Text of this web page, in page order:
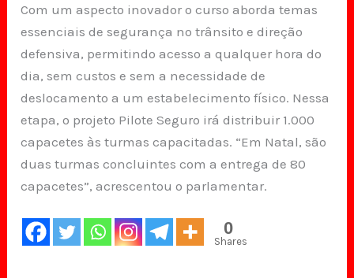
Com um aspecto inovador o curso aborda temas
essenciais de segurança no trânsito e direção
defensiva, permitindo acesso a qualquer hora do
dia, sem custos e sem a necessidade de
deslocamento a um estabelecimento físico. Nessa
etapa, o projeto Pilote Seguro irá distribuir 1.000
capacetes às turmas capacitadas. “Em Natal, são
duas turmas concluintes com a entrega de 80
capacetes”, acrescentou o parlamentar.
0
Shares